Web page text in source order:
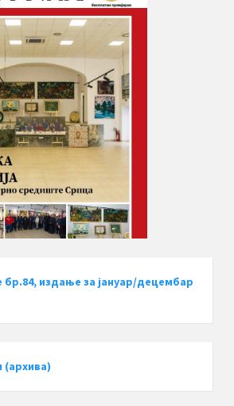
бр.84, издање за јануар/децембар
(архива)